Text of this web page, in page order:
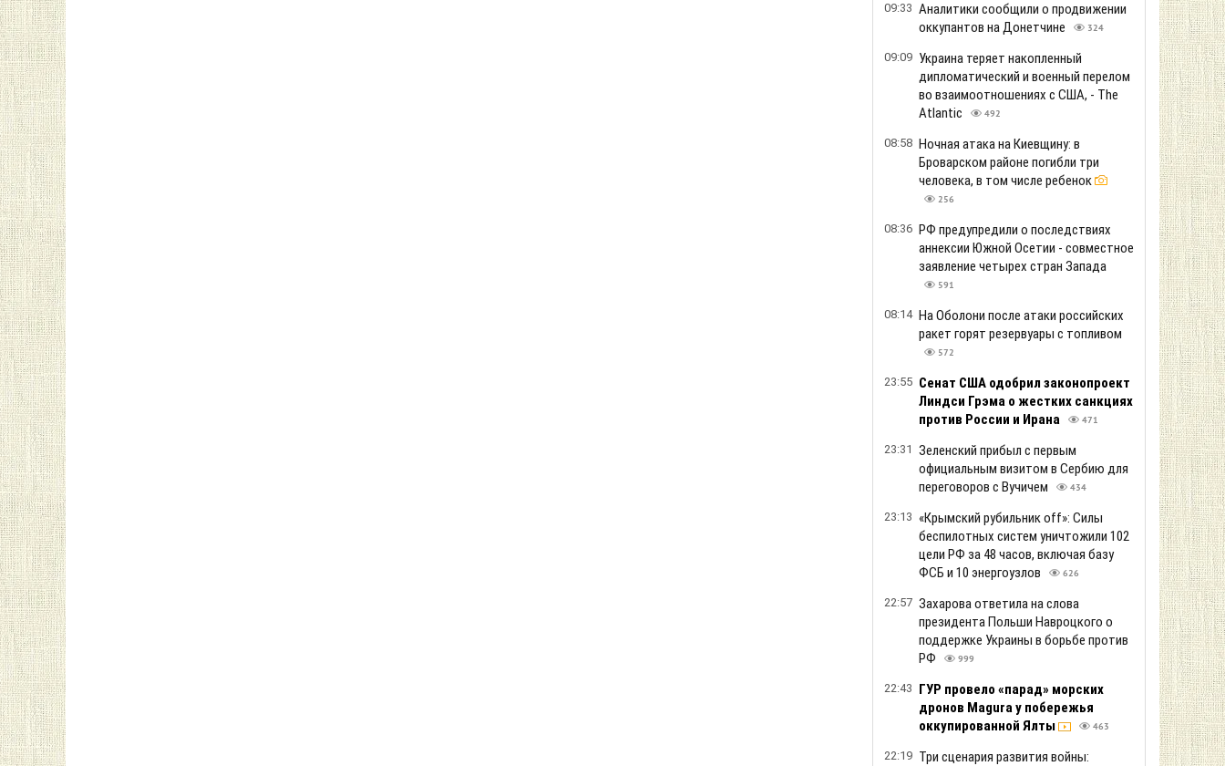
09:33 Аналитики сообщили о продвижении
оккупантов на Донетчине
324
09:09 Украина теряет накопленный
дипломатический и военный перелом
во взаимоотношениях с США, - The
Atlantic
492
08:58 Ночная атака на Киевщину: в
Броварском районе погибли три
человека, в том числе ребенок
256
08:36 РФ предупредили о последствиях
аннексии Южной Осетии - совместное
заявление четырех стран Запада
591
08:14 На Оболони после атаки российских
ракет горят резервуары с топливом
572
23:55 Сенат США одобрил законопроект
Линдси Грэма о жестких санкциях
против России и Ирана
471
23:31 Зеленский прибыл с первым
официальным визитом в Сербию для
переговоров с Вучичем
434
23:13 «Крымский рубильник off»: Силы
беспилотных систем уничтожили 102
цели РФ за 48 часов, включая базу
ФСБ и 10 энергоузлов
626
22:57 Захарова ответила на слова
президента Польши Навроцкого о
поддержке Украины в борьбе против
РФ
999
22:43 ГУР провело «парад» морских
дронов Magura у побережья
оккупированной Ялты
463
22:19 Три сценария развития войны: